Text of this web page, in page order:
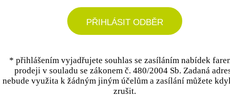
PŘIHLÁSIT ODBĚR
* přihlášením vyjadřujete souhlas se zasíláním nabídek
prodeji v souladu se zákonem č. 480/2004 Sb. Zadaná
nebude využita k žádným jiným účelům a zasílání můžete
zrušit.